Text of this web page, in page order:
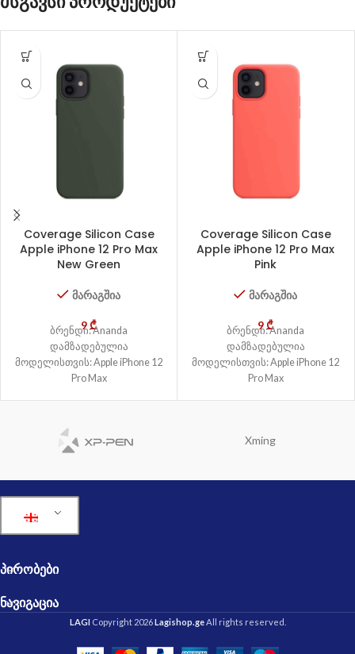
Coverage Silicon Case
Apple iPhone 12 Pro Max
New Green
მარაგშია
9₾
ბრენდი: Ananda
დამზადებულია
მოდელისთვის: Apple iPhone 12
Pro Max
Coverage Silicon Case
Apple iPhone 12 Pro Max
Pink
მარაგშია
9₾
ბრენდი: Ananda
დამზადებულია
მოდელისთვის: Apple iPhone 12
Pro Max
Xming
ᲞᲘᲠᲝᲑᲔᲑᲘ
ᲜᲐᲕᲘᲒᲐᲪᲘᲐ
LAGI Copyright 2026Lagishop.geAll rights reserved.